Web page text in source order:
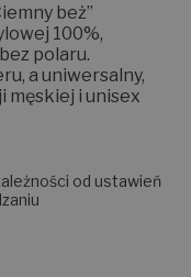
beż”
100%,
polaru.
a uniwersalny,
męskiej i unisex
od ustawień